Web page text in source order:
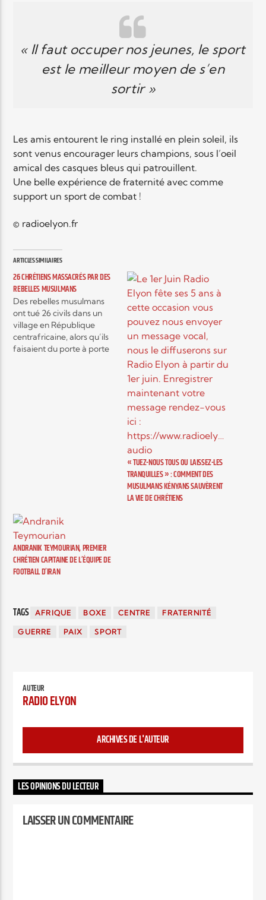
« Il faut occuper nos jeunes, le sport
est le meilleur moyen de s’en
sortir »
Les amis entourent le ring installé en plein soleil, ils
sont venus encourager leurs champions, sous l’oeil
amical des casques bleus qui patrouillent.
Une belle expérience de fraternité avec comme
support un sport de combat !
© radioelyon.fr
ARTICLES SIMILAIRES
26 CHRÉTIENS MASSACRÉS PAR DES
REBELLES MUSULMANS
Des rebelles musulmans
ont tué 26 civils dans un
village en République
centrafricaine, alors qu’ils
faisaient du porte à porte
« TUEZ-NOUS TOUS OU LAISSEZ-LES
TRANQUILLES » : COMMENT DES
MUSULMANS KÉNYANS SAUVÈRENT
LA VIE DE CHRÉTIENS
ANDRANIK TEYMOURIAN, PREMIER
CHRÉTIEN CAPITAINE DE L’ÉQUIPE DE
FOOTBALL D’IRAN
TAGS AFRIQUE BOXE CENTRE FRATERNITÉ
GUERRE PAIX SPORT
AUTEUR
RADIO ELYON
ARCHIVES DE L'AUTEUR
LES OPINIONS DU LECTEUR
LAISSER UN COMMENTAIRE